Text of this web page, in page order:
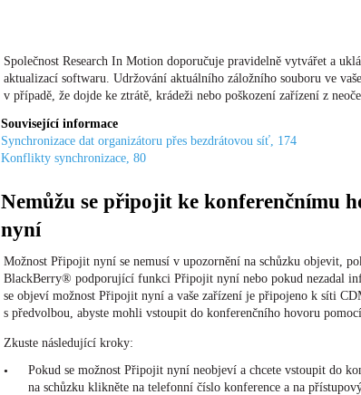
Společnost Research In Motion doporučuje pravidelně vytvářet a
aktualizací softwaru. Udržování aktuálního záložního souboru ve
v případě, že dojde ke ztrátě, krádeži nebo poškození zařízení z
Související informace
Synchronizace dat organizátoru přes bezdrátovou síť, 174
Konflikty synchronizace, 80
Nemůžu se připojit ke konferenčnímu
nyní
Možnost Připojit nyní se nemusí v upozornění na schůzku objevit,
BlackBerry® podporující funkci Připojit nyní nebo pokud nezadal
se objeví možnost Připojit nyní a vaše zařízení je připojeno k síti
s předvolbou, abyste mohli vstoupit do konferenčního hovoru
Zkuste následující kroky:
•
Pokud se možnost Připojit nyní neobjeví a chcete vstoupit do
na schůzku klikněte na telefonní číslo konference a na